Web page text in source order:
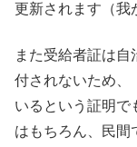
更新されます（我
また受給者証は
付されないため、
いるという証明で
はもちろん、民間